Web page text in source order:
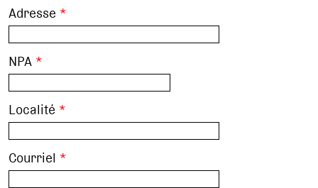
Adresse *
NPA *
Localité *
Courriel *